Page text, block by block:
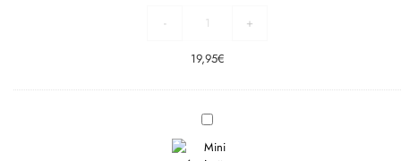
- +
19,95€
Mini
épuisette
bleue